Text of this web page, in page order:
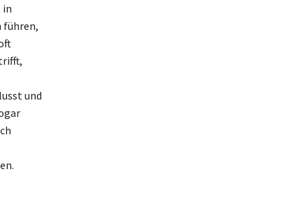
in
führen,
und